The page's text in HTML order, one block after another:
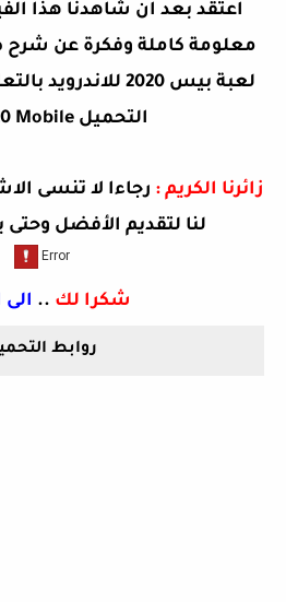
اعتقد بعد ان شاهدنا هذا
معلومة كاملة وفكرة عن شرح
لعبة بيس 2020
التحميل PES 2020 Mobile
زائرنا الكريم : رجاءا لا تنسى
لنا لتقديم الأفضل
شكرا لك .. الى
روابط